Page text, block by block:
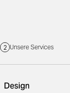
Unsere Services
Design